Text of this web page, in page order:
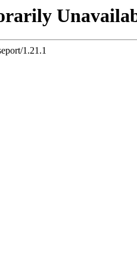
1.21.1